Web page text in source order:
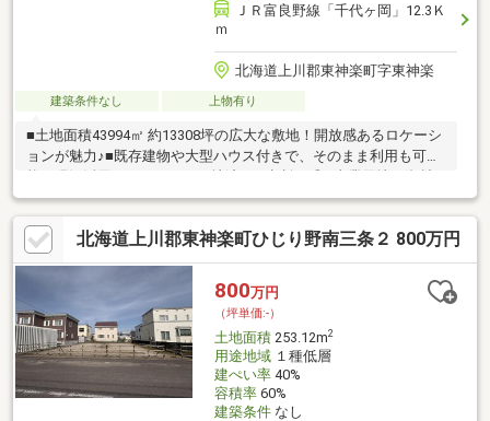
ＪＲ富良野線「千代ヶ岡」12.3Ｋ
ｍ
北海道上川郡東神楽町字東神楽
建築条件なし 上物有り
■土地面積43994㎡ 約13308坪の広大な敷地！開放感あるロケーシ
ョンが魅力♪■既存建物や大型ハウス付きで、そのまま利用も可
能！現況活用はもちろん、更地渡しも相談可◎■事業用地・資材
置場・農業関連施設・レジャー関連用地など多用途に検討できま
す♪■隣接するひがしかぐら森林公園パークゴルフ場や、近くのひ
がしかぐら森林公園も魅力！■遊水池沿いの道路環境もあり、緑
と水辺を感じる自然豊かな立地です♪※SUUMOの土地面積欄は
9999.99㎡までの表示となりますが、実際の土地面積は合計43994
㎡ですお気軽にお問い合わせください♪（TEL:011-790-8100）
北海道上川郡東神楽町ひじり野南三条２ 800万円
800万円
（坪単価:-）
土地面積253.12m2
用途地域１種低層
建ぺい率40%
容積率60%
建築条件なし